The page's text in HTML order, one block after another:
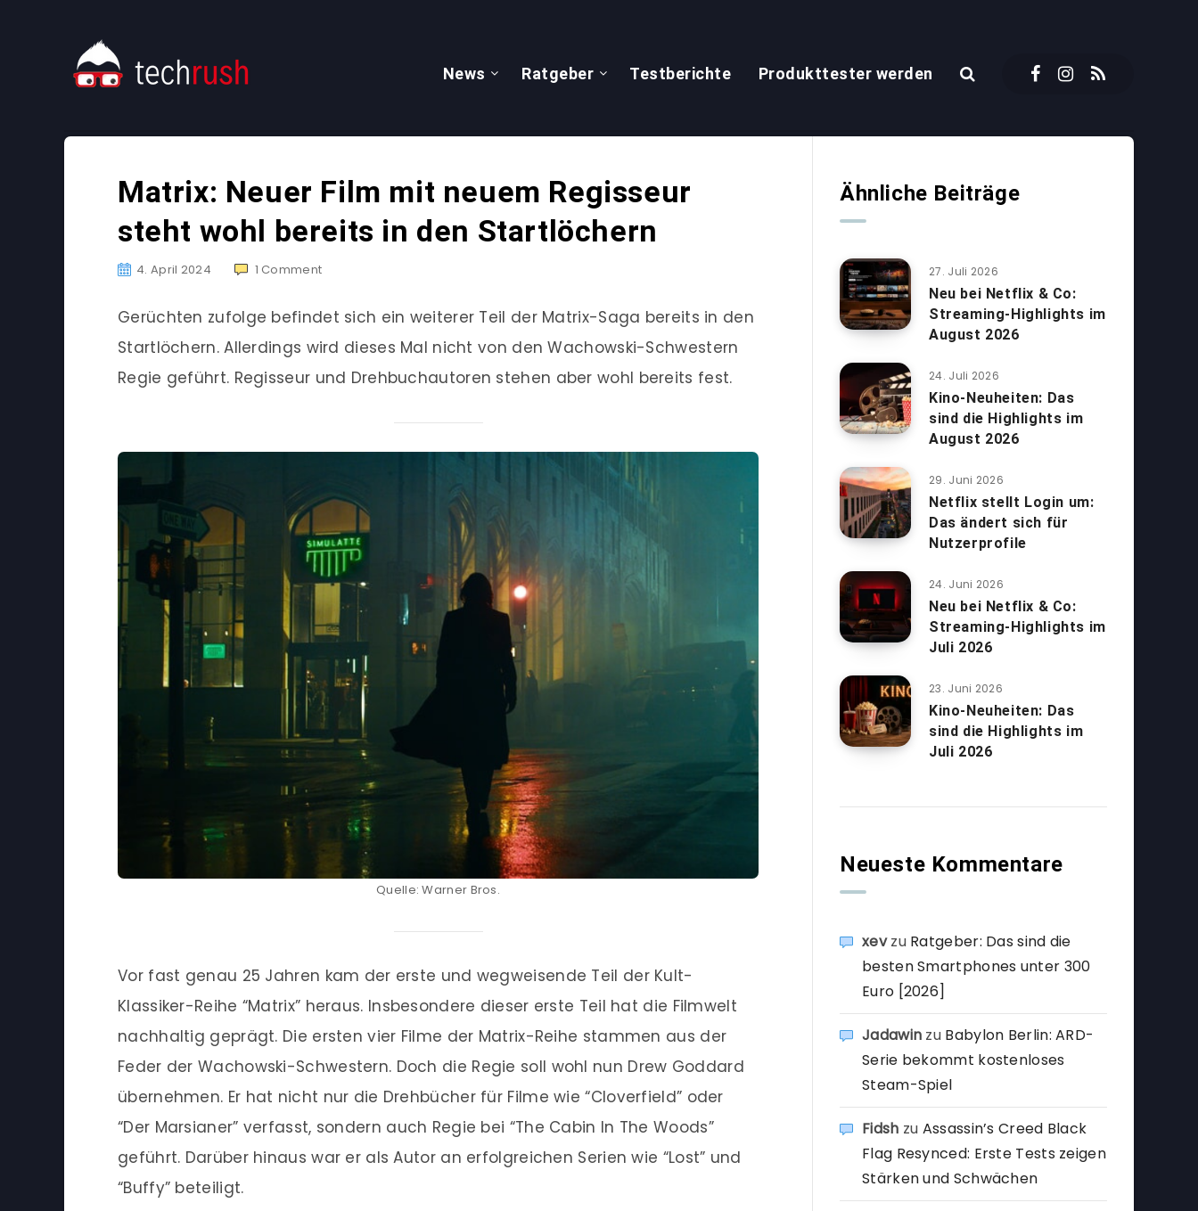
News Ratgeber Testberichte Produkttester werden
Matrix: Neuer Film mit neuem Regisseur
steht wohl bereits in den Startlöchern
4. April 2024 1 Comment
Gerüchten zufolge befindet sich ein weiterer Teil der Matrix-Saga bereits in den
Startlöchern. Allerdings wird dieses Mal nicht von den Wachowski-Schwestern
Regie geführt. Regisseur und Drehbuchautoren stehen aber wohl bereits fest.
Quelle: Warner Bros.
Vor fast genau 25 Jahren kam der erste und wegweisende Teil der Kult-
Klassiker-Reihe “Matrix” heraus. Insbesondere dieser erste Teil hat die Filmwelt
nachhaltig geprägt. Die ersten vier Filme der Matrix-Reihe stammen aus der
Feder der Wachowski-Schwestern. Doch die Regie soll wohl nun Drew Goddard
übernehmen. Er hat nicht nur die Drehbücher für Filme wie “Cloverfield” oder
“Der Marsianer” verfasst, sondern auch Regie bei “The Cabin In The Woods”
geführt. Darüber hinaus war er als Autor an erfolgreichen Serien wie “Lost” und
“Buffy” beteiligt.
Ähnliche Beiträge
27. Juli 2026
Neu bei Netflix & Co:
Streaming-Highlights im
August 2026
24. Juli 2026
Kino-Neuheiten: Das
sind die Highlights im
August 2026
29. Juni 2026
Netflix stellt Login um:
Das ändert sich für
Nutzerprofile
24. Juni 2026
Neu bei Netflix & Co:
Streaming-Highlights im
Juli 2026
23. Juni 2026
Kino-Neuheiten: Das
sind die Highlights im
Juli 2026
Neueste Kommentare
xevzu Ratgeber: Das sind die
besten Smartphones unter 300
Euro [2026]
Jadawin zu Babylon Berlin: ARD-
Serie bekommt kostenloses
Steam-Spiel
Fidsh zu Assassin’s Creed Black
Flag Resynced: Erste Tests zeigen
Stärken und Schwächen